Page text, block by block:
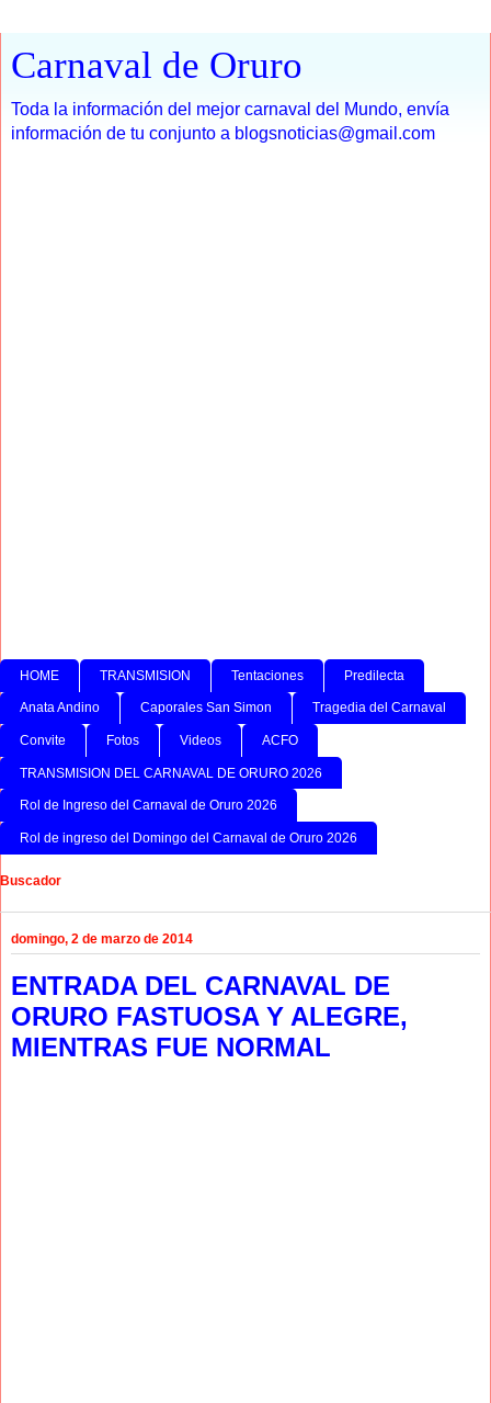
Carnaval de Oruro
Toda la información del mejor carnaval del Mundo, envía
información de tu conjunto a blogsnoticias@gmail.com
HOME TRANSMISION Tentaciones Predilecta
Anata Andino Caporales San Simon Tragedia del Carnaval
Convite Fotos Videos ACFO
TRANSMISION DEL CARNAVAL DE ORURO 2026
Rol de Ingreso del Carnaval de Oruro 2026
Rol de ingreso del Domingo del Carnaval de Oruro 2026
Buscador
domingo, 2 de marzo de 2014
ENTRADA DEL CARNAVAL DE
ORURO FASTUOSA Y ALEGRE,
MIENTRAS FUE NORMAL